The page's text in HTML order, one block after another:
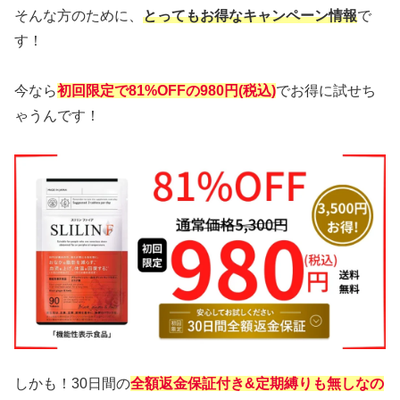
そんな方のために、 とってもお得なキャンペーン情報で
す！
今なら初回限定で81%OFFの980円(税込)でお得に試せち
ゃうんです！
しかも！30日間の全額返金保証付き&定期縛りも無しなの